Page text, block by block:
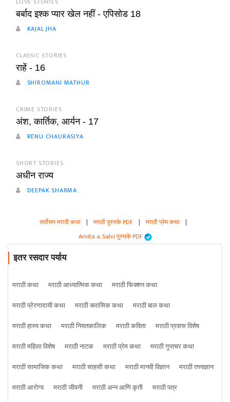
बर्बाद इश्क प्यार खेल नहीं - एपिसोड 18
KAJAL JHA
CLASSIC STORIES
राहें - 16
SHIROMANI MATHUR
CRIME STORIES
अंश, कार्तिक, आर्यन - 17
RENU CHAURASIYA
SHORT STORIES
अधीन राज्य
DEEPAK SHARMA
सर्वोत्तम मराठी कथा | मराठी पुस्तके PDF | मराठी प्रेम कथा |
Amita a. Salvi पुस्तके PDF
इतर रसदार पर्याय
मराठी कथा मराठी आध्यात्मिक कथा
मराठी फिक्शन कथा
मराठी प्रेरणादायी कथा
मराठी क्लासिक कथा
मराठी बाल कथा
मराठी हास्य कथा
मराठी नियतकालिक मराठी कविता
मराठी प्रवास विशेष
मराठी महिला विशेष
मराठी नाटक मराठी प्रेम कथा
मराठी गुप्तचर कथा
मराठी सामाजिक कथा
मराठी साहसी कथा मराठी मानवी विज्ञान
मराठी तत्त्वज्ञान
मराठी आरोग्य
मराठी जीवनी मराठी अन्न आणि कृती
मराठी पत्र